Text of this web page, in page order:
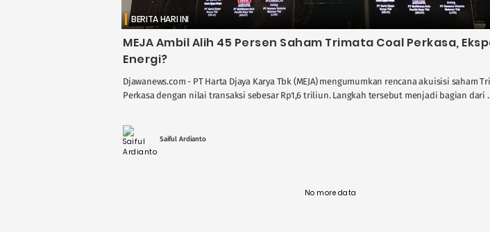
BERITA HARI INI
MEJA Ambil Alih 45 Persen Saham Trimata Coal Perkasa,
Energi?
Djawanews.com - PT Harta Djaya Karya Tbk (MEJA) mengumumkan rencana akuisisi saham
Perkasa dengan nilai transaksi sebesar Rp1,6 triliun. Langkah tersebut menjadi bagian dari
Saiful Ardianto
No more data